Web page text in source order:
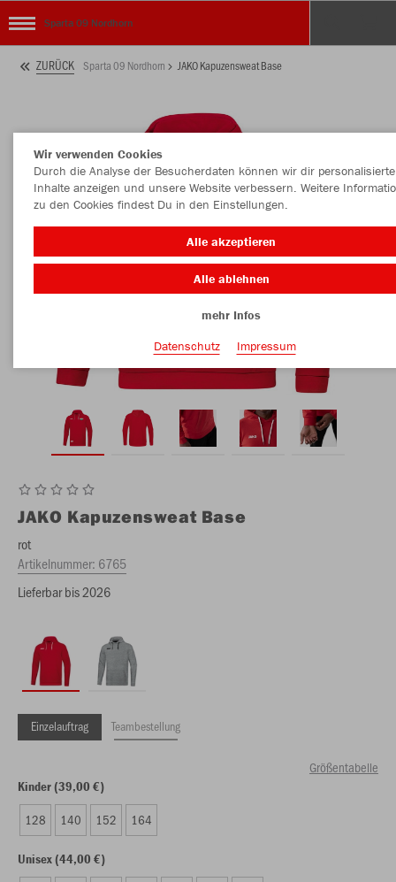
Sparta 09 Nordhorn
ZURÜCK Sparta 09 Nordhorn JAKO Kapuzensweat Base
JAKO Kapuzensweat Base
rot
Artikelnummer: 6765
Lieferbar bis 2026
Einzelauftrag Teambestellung
Größentabelle
Kinder (39,00 €)
128 140 152 164
Unisex (44,00 €)
Wir verwenden Cookies
Durch die Analyse der Besucherdaten können wir dir personalisierte
Inhalte anzeigen und unsere Website verbessern. Weitere
zu den Cookies findest Du in den Einstellungen.
Alle akzeptieren
Alle ablehnen
mehr Infos
Datenschutz
Impressum